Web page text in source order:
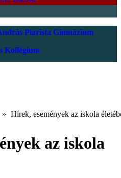
Piarista Gimnázium
Kollégium
» Hírek, események az iskola
az iskola